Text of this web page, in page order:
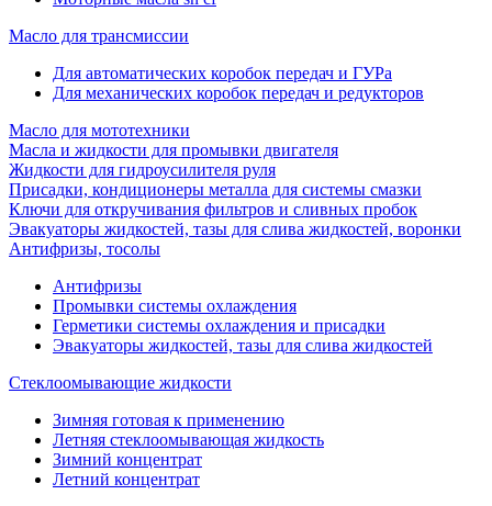
Масло для трансмиссии
Для автоматических коробок передач и ГУРа
Для механических коробок передач и редукторов
Масло для мототехники
Масла и жидкости для промывки двигателя
Жидкости для гидроусилителя руля
Присадки, кондиционеры металла для системы смазки
Ключи для откручивания фильтров и сливных пробок
Эвакуаторы жидкостей, тазы для слива жидкостей, воронки
Антифризы, тосолы
Антифризы
Промывки системы охлаждения
Герметики системы охлаждения и присадки
Эвакуаторы жидкостей, тазы для слива жидкостей
Стеклоомывающие жидкости
Зимняя готовая к применению
Летняя стеклоомывающая жидкость
Зимний концентрат
Летний концентрат